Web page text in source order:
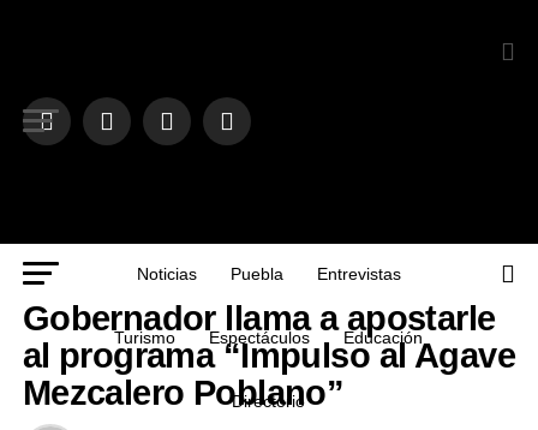
Noticias Puebla Entrevistas
Turismo Espectáculos Educación
Directorio
NOTICIAS
Gobernador llama a apostarle
al programa “Impulso al Agave
Mezcalero Poblano”